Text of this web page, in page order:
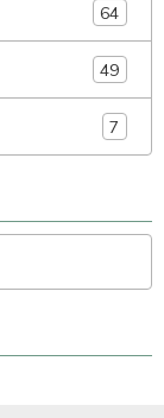
64
49
7